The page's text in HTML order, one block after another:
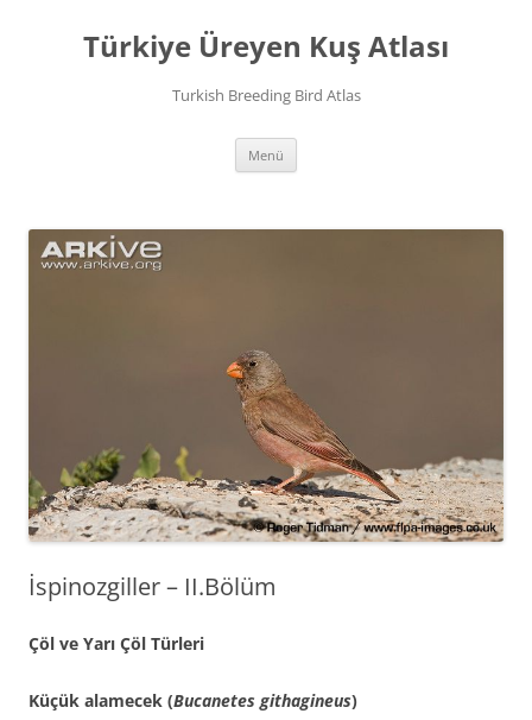
Türkiye Üreyen Kuş Atlası
Turkish Breeding Bird Atlas
Menü
İspinozgiller – II.Bölüm
Çöl ve Yarı Çöl Türleri
Küçük alamecek (Bucanetes githagineus)